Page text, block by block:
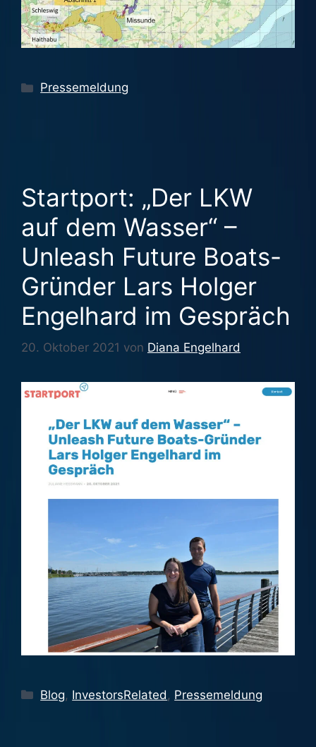
Kategorien
Pressemeldung
Startport: „Der LKW
auf dem Wasser“ –
Unleash Future Boats-
Gründer Lars Holger
Engelhard im Gespräch
20. Oktober 2021 von Diana Engelhard
Kategorien
Blog, InvestorsRelated , Pressemeldung